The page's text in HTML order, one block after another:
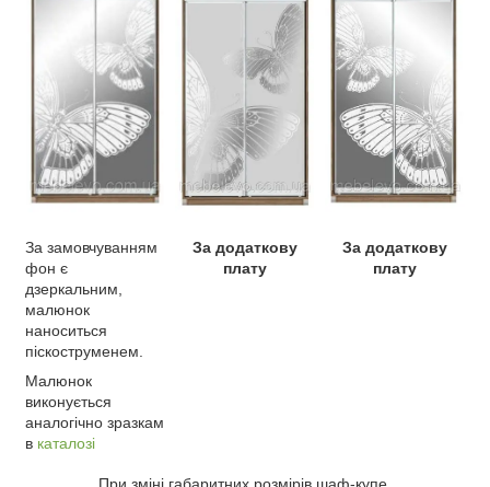
За замовчуванням
фон є
дзеркальним,
малюнок
наноситься
піскоструменем.
Малюнок
виконується
аналогічно зразкам
в каталозі
За додаткову
плату
За додаткову
плату